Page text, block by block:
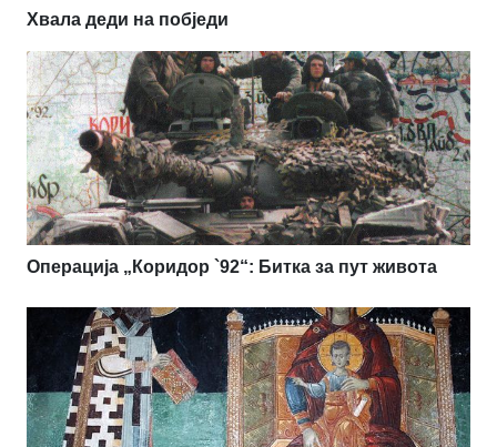
Хвала деди на побједи
Операција „Коридор `92“: Битка за пут живота